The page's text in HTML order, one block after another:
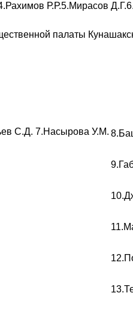
Р.Р.5.Мирасов Д.Г.
палаты
С.Д. 7.Насырова У.М.